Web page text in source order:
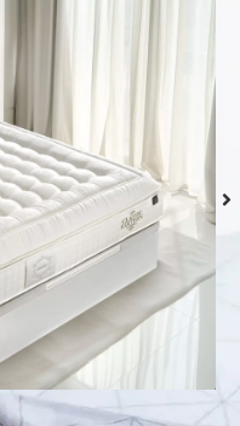
Hannes
€
Seleccionar
opciones